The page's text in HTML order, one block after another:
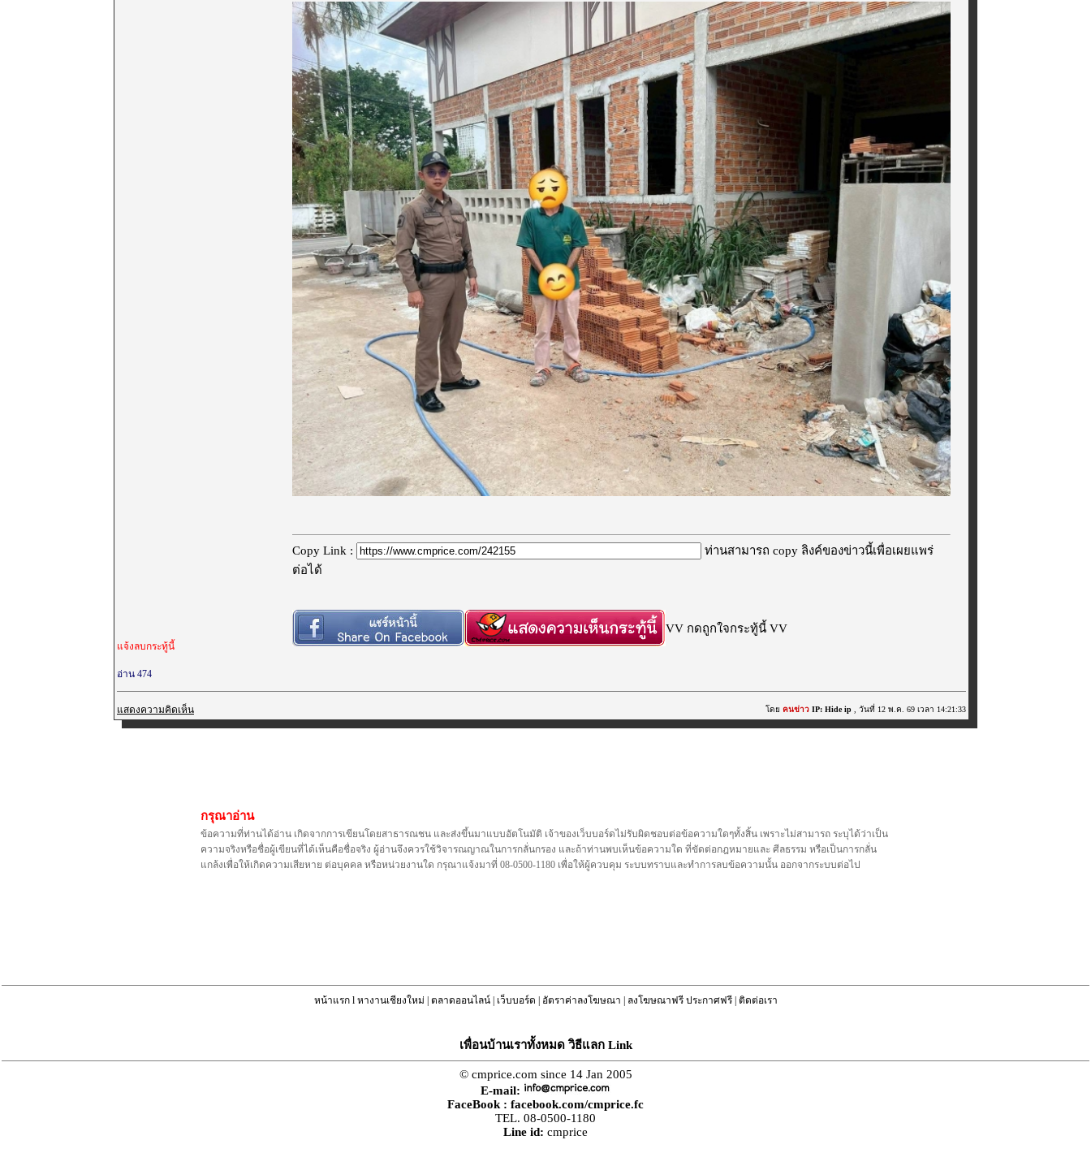
Copy Link :
ท่านสามารถ copy ลิงค์ของข่าวนี้เพื่อเผยแพร่
ต่อได้
VV กดถูกใจกระทู้นี้ VV
แจ้งลบกระทู้นี้
อ่าน 474
แสดงความคิดเห็น โดย คนข่าว IP: Hide ip , วันที่ 12 พ.ค. 69 เวลา 14:21:33
กรุณาอ่าน
ข้อความที่ท่านได้อ่าน เกิดจากการเขียนโดยสาธารณชน และส่งขึ้นมาแบบอัตโนมัติ เจ้าของเว็บบอร์ดไม่รับผิดชอบต่อข้อความใดๆทั้งสิ้น เพราะไม่สามารถ ระบุได้ว่าเป็น
ความจริงหรือชื่อผู้เขียนที่ได้เห็นคือชื่อจริง ผู้อ่านจึงควรใช้วิจารณญาณในการกลั่นกรอง และถ้าท่านพบเห็นข้อความใด ที่ขัดต่อกฎหมายและ ศีลธรรม หรือเป็นการกลั่น
แกล้งเพื่อให้เกิดความเสียหาย ต่อบุคคล หรือหน่วยงานใด กรุณาแจ้งมาที่ 08-0500-1180 เพื่อให้ผู้ควบคุม ระบบทราบและทำการลบข้อความนั้น ออกจากระบบต่อไป
หน้าแรกl หางานเชียงใหม่ | ตลาดออนไลน์| เว็บบอร์ด | อัตราค่าลงโฆษณา | ลงโฆษณาฟรี ประกาศฟรี| ติดต่อเรา
เพื่อนบ้านเราทั้งหมด วิธีแลก Link
© cmprice.com since 14 Jan 2005
E-mail:
FaceBook : facebook.com/cmprice.fc
TEL. 08-0500-1180
Line id: cmprice